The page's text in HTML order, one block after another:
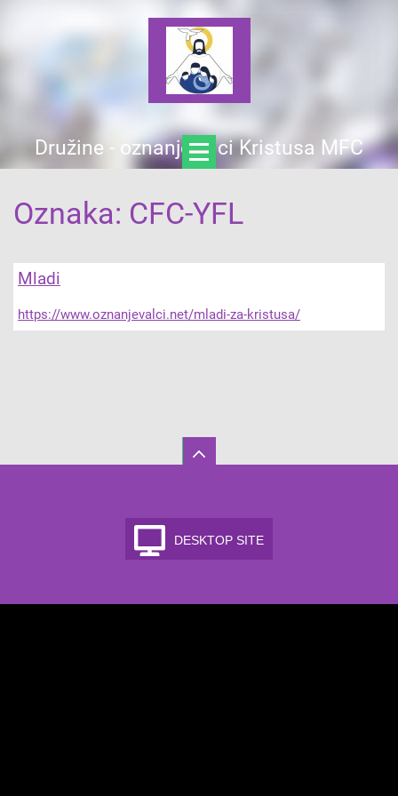
Družine - oznanjevalci Kristusa MFC
Oznaka: CFC-YFL
Mladi
https://www.oznanjevalci.net/mladi-za-kristusa/
DESKTOP SITE